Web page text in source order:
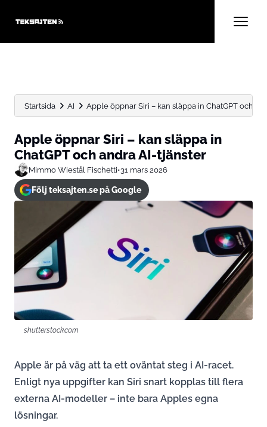
Startsida AI Apple öppnar Siri – kan släppa in ChatGPT och
Apple öppnar Siri – kan släppa in
ChatGPT och andra AI-tjänster
Mimmo Wiestål Fischetti•31 mars 2026
Följ teksajten.se på Google
shutterstock.com
Apple är på väg att ta ett oväntat steg i AI-racet.
Enligt nya uppgifter kan Siri snart kopplas till flera
externa AI-modeller – inte bara Apples egna
lösningar.